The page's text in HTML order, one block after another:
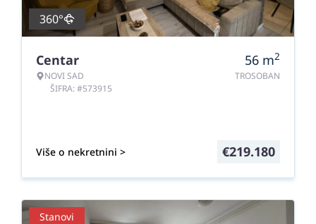
360°
Centar
NOVI SAD
ŠIFRA: #573915
56 m2
TROSOBAN
Više o nekretnini > €219.180
Stanovi